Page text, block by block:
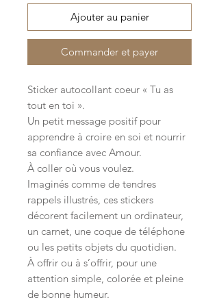
Ajouter au panier
Commander et payer
Sticker autocollant coeur « Tu as
tout en toi ».
Un petit message positif pour
apprendre à croire en soi et nourrir
sa confiance avec Amour.
À coller où vous voulez.
Imaginés comme de tendres
rappels illustrés, ces stickers
décorent facilement un ordinateur,
un carnet, une coque de téléphone
ou les petits objets du quotidien.
À offrir ou à s’offrir, pour une
attention simple, colorée et pleine
de bonne humeur.